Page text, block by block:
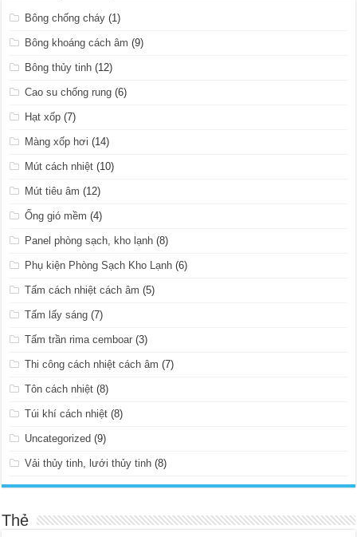
Bông chống cháy (1)
Bông khoáng cách âm (9)
Bông thủy tinh (12)
Cao su chống rung (6)
Hạt xốp (7)
Màng xốp hơi (14)
Mút cách nhiệt (10)
Mút tiêu âm (12)
Ống gió mềm (4)
Panel phòng sạch, kho lạnh (8)
Phụ kiện Phòng Sạch Kho Lạnh (6)
Tấm cách nhiệt cách âm (5)
Tấm lấy sáng (7)
Tấm trần rima cemboar (3)
Thi công cách nhiệt cách âm (7)
Tôn cách nhiệt (8)
Túi khí cách nhiệt (8)
Uncategorized (9)
Vải thủy tinh, lưới thủy tinh (8)
Thẻ